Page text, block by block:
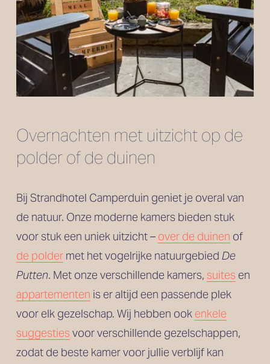
Overnachten met uitzicht op de
polder of de duinen
Bij Strandhotel Camperduin geniet je overal van
de natuur. Onze moderne kamers bieden stuk
voor stuk een uniek uitzicht – over de duinen
of
de polder met het vogelrijke natuurgebied De
Putten. Met onze verschillende kamers, suites en
appartementen is er altijd een passende plek
voor elk gezelschap. Wij hebben ook enkele
suggesties voor verschillende gezelschappen,
zodat de beste kamer voor jullie verblijf kan